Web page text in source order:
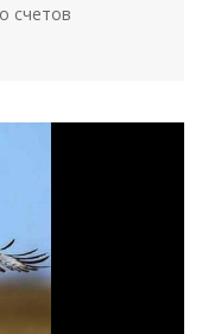
счетов